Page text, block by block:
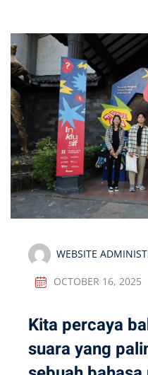
WEBSITE
OCTOBER 16, 2025
Kita percaya
suara yang